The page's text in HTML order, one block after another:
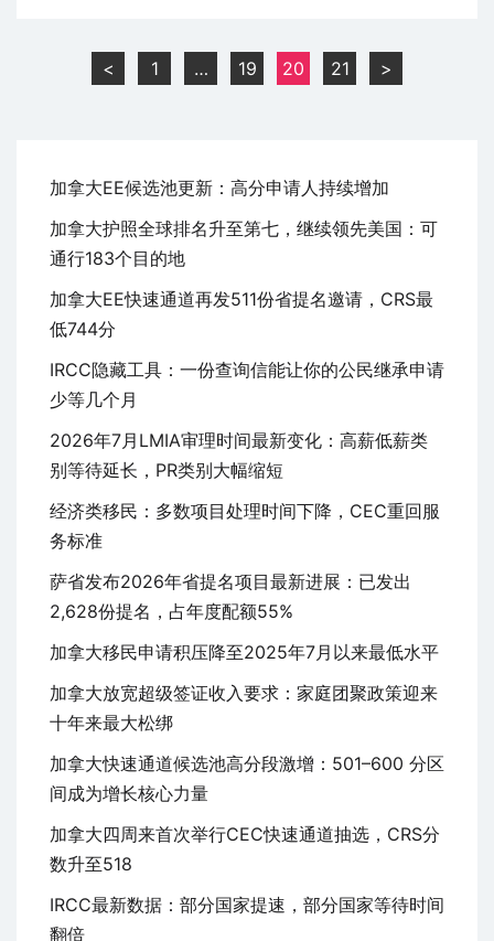
便
简
单
最
省
无
雅
思
无
学
历
年
龄
要
求
< 1 … 19 20 21 >
加拿大EE候选池更新：高分申请人持续增加
加拿大护照全球排名升至第七，继续领先美国：可
通行183个目的地
加拿大EE快速通道再发511份省提名邀请，CRS最
低744分
IRCC隐藏工具：一份查询信能让你的公民继承申请
少等几个月
2026年7月LMIA审理时间最新变化：高薪低薪类
别等待延长，PR类别大幅缩短
经济类移民：多数项目处理时间下降，CEC重回服
务标准
萨省发布2026年省提名项目最新进展：已发出
2,628份提名，占年度配额55%
加拿大移民申请积压降至2025年7月以来最低水平
加拿大放宽超级签证收入要求：家庭团聚政策迎来
十年来最大松绑
加拿大快速通道候选池高分段激增：501–600 分区
间成为增长核心力量
加拿大四周来首次举行CEC快速通道抽选，CRS分
数升至518
IRCC最新数据：部分国家提速，部分国家等待时间
翻倍